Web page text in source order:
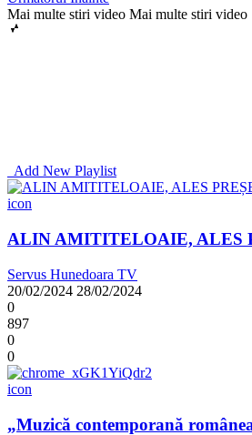
Mai multe stiri video Mai multe stiri video
Add New Playlist
icon
ALIN AMITITELOAIE, ALES
Servus Hunedoara TV
20/02/2024 28/02/2024
0
897
0
0
icon
„Muzică contemporană